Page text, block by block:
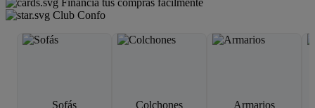
Financia tus compras fácilmente
Club Confo
Sofás Colchones Armarios